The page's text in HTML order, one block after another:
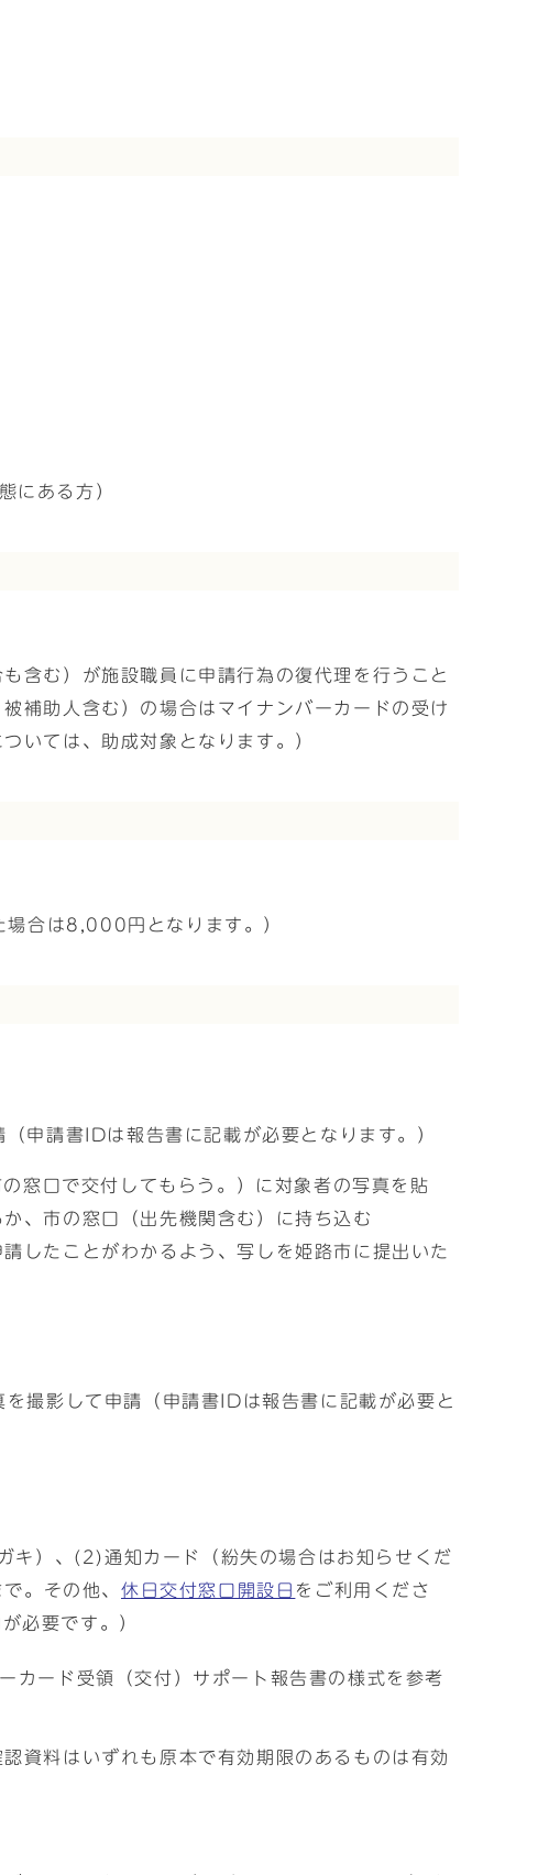
にある方）
含む）が施設職員に申請行為の復代理を行うこと
補助人含む）の場合はマイナンバーカードの受け
いては、助成対象となります。）
場合は8,000円となります。）
申請書IDは報告書に記載が必要となります。）
窓口で交付してもらう。）に対象者の写真を貼
、市の窓口（出先機関含む）に持ち込む
したことがわかるよう、写しを姫路市に提出いた
撮影して申請（申請書IDは報告書に記載が必要と
キ）、(2)通知カード（紛失の場合はお知らせくだ
。その他、 休日交付窓口開設日 をご利用くださ
必要です。）
カード受領（交付）サポート報告書の様式を参考
資料はいずれも原本で有効期限のあるものは有効